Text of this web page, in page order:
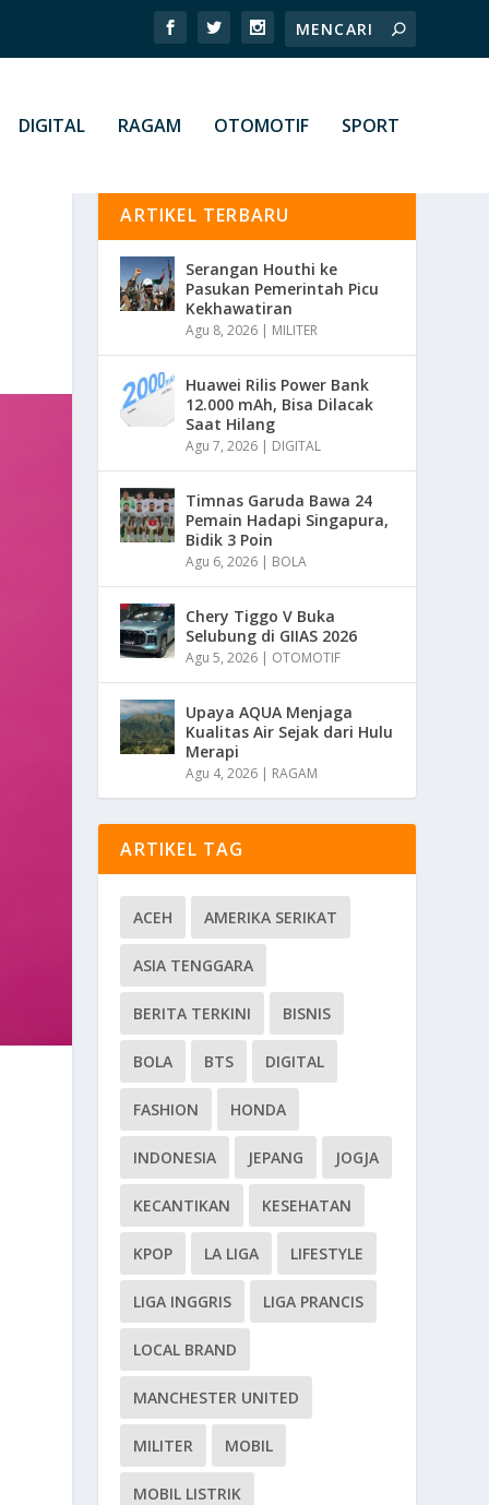
DIGITAL RAGAM OTOMOTIF SPORT
ARTIKEL TERBARU
Serangan Houthi ke
Pasukan Pemerintah Picu
Kekhawatiran
Agu 8, 2026 | MILITER
Huawei Rilis Power Bank
12.000 mAh, Bisa Dilacak
Saat Hilang
Agu 7, 2026 | DIGITAL
Timnas Garuda Bawa 24
Pemain Hadapi Singapura,
Bidik 3 Poin
Agu 6, 2026 | BOLA
Chery Tiggo V Buka
Selubung di GIIAS 2026
Agu 5, 2026 | OTOMOTIF
Upaya AQUA Menjaga
Kualitas Air Sejak dari Hulu
Merapi
Agu 4, 2026 | RAGAM
ARTIKEL TAG
ACEH AMERIKA SERIKAT
ASIA TENGGARA
BERITA TERKINI BISNIS
BOLA BTS DIGITAL
FASHION HONDA
INDONESIA JEPANG JOGJA
KECANTIKAN KESEHATAN
KPOP LA LIGA LIFESTYLE
LIGA INGGRIS LIGA PRANCIS
LOCAL BRAND
MANCHESTER UNITED
MILITER MOBIL
MOBIL LISTRIK